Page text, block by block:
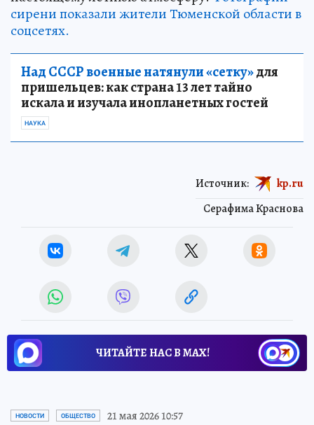
сирени показали жители Тюменской области в
соцсетях.
Над СССР военные натянули «сетку»для
пришельцев: как страна 13 лет тайно
искала и изучала инопланетных гостей
НАУКА
Серафима Краснова
Источник: kp.ru
ЧИТАЙТЕ НАС В МАХ!
НОВОСТИ ОБЩЕСТВО 21 мая 2026 10:57